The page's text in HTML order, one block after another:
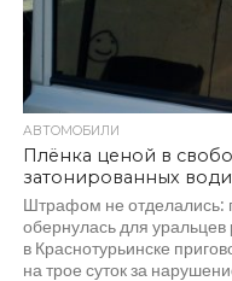
АВТОМОБИЛИ
Плёнка ценой в
затонированных
Штрафом не отделались:
обернулась для
в Краснотурьинске
на трое суток за